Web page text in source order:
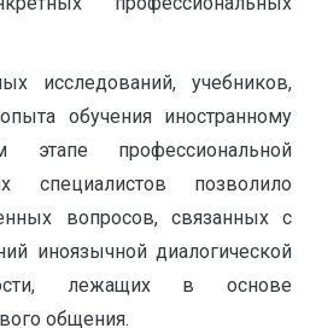
исследований, учебников,
обучения иностранному
профессиональной
специалистов позволило
вопросов, связанных с
иноязычной диалогической
лежащих в основе
общения.